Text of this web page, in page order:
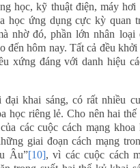
học, kỹ thuật điện, máy hơi
học ứng dụng cực kỳ quan
nhờ đó, phần lớn nhân loại
đến hôm nay. Tất cả đều
xứng đáng với danh hiệu
khai sáng, có rất nhiều
học riêng lẻ. Cho nên hai
các cuộc cách mạng khoa
giai đoạn cách mạng
Âu”[10], vì các cuộc cách